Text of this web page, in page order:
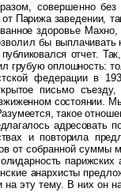
совершенно
от Парижа заведении,
здоровье
бы выплачивать
публиковался отчет.
оплошность:
федерации в
письмо
состоянии.
такое
адресовать
и повторила
от собранной суммы
парижских
анархисты
эту тему. В них он